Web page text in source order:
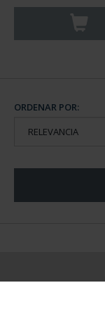
ORDENAR POR: